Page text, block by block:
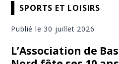
SPORTS ET LOISIRS
Publié le 30 juillet 2026
L’Association de